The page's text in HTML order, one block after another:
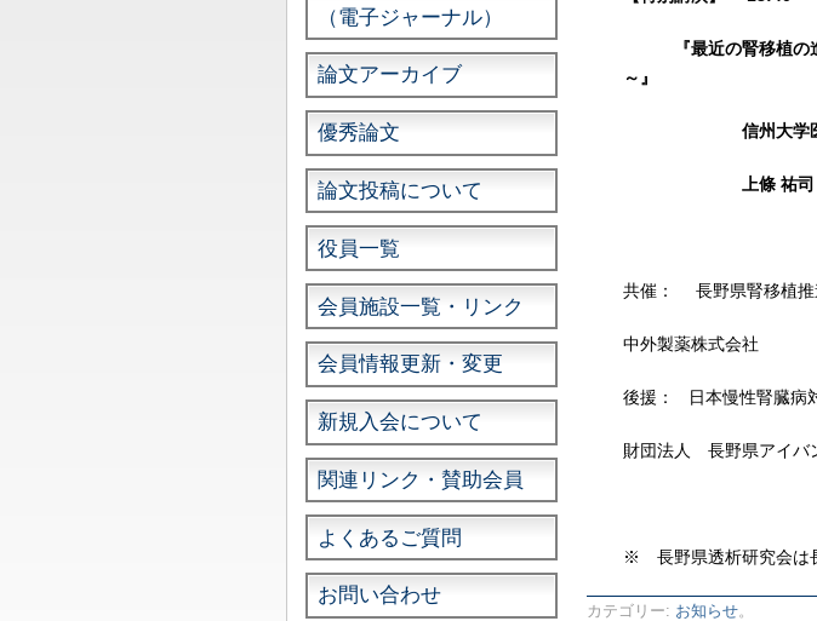
『最近の腎移植
～』
信州大学医学部
上條 祐司
共催： 長野県腎移植推
中外製薬株式会社
後援： 日本慢性腎臓
財団法人 長野県アイバ
※ 長野県透析研究会は
カテゴリー: お知らせ。
（電子ジャーナル）
論文アーカイブ
優秀論文
論文投稿について
役員一覧
会員施設一覧・リンク
会員情報更新・変更
新規入会について
関連リンク・賛助会員
よくあるご質問
お問い合わせ